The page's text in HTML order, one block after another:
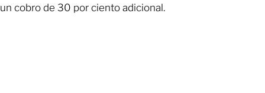
un cobro de 30 por ciento adicional.